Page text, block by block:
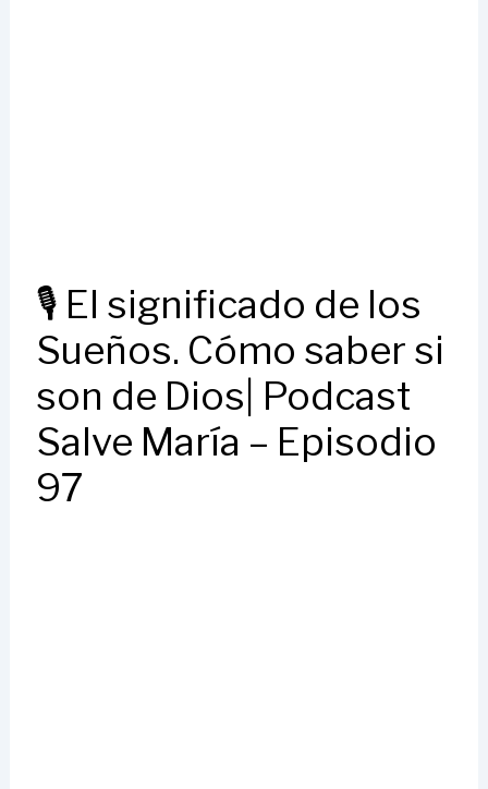
🎙️ El significado de los
Sueños. Cómo saber si
son de Dios| Podcast
Salve María – Episodio
97